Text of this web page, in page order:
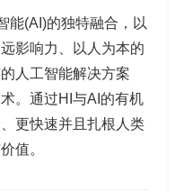
能(AI)的独特融合，以
影响力、以人为本的
人工智能解决方案
。通过HI与AI的有机
更快速并且扎根人类
值。